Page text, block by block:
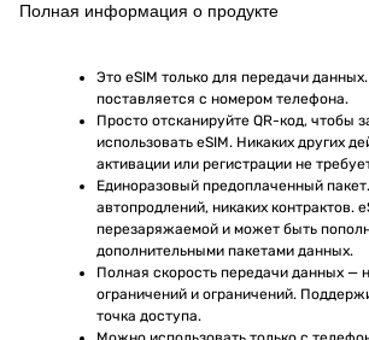
Полная информация о продукте
Это eSIM только для передачи
поставляется с номером телефона.
Просто отсканируйте QR-код, чтобы
использовать eSIM. Никаких других
активации или регистрации не
Единоразовый предоплаченный
автопродлений, никаких контрактов.
перезаряжаемой и может быть
дополнительными пакетами данных.
Полная скорость передачи данных —
ограничений и ограничений.
точка доступа.